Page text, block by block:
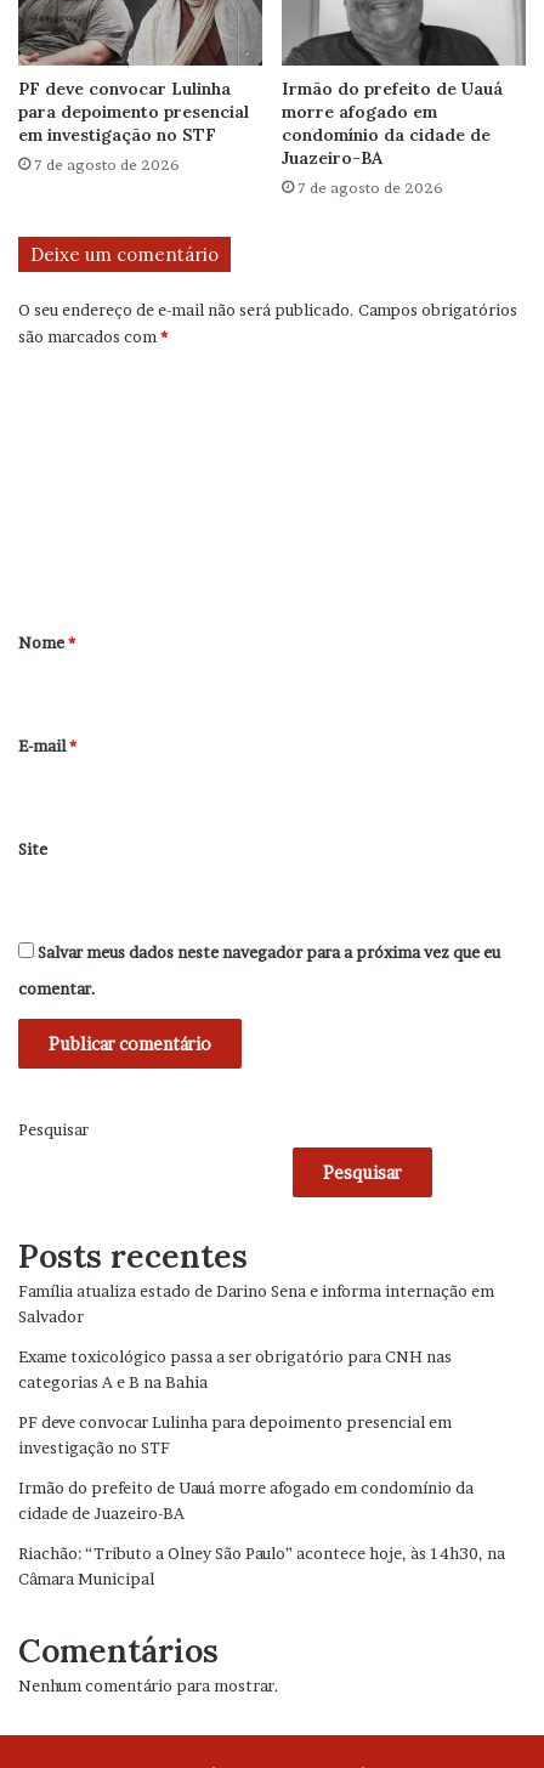
PF deve convocar Lulinha
para depoimento presencial
em investigação no STF
7 de agosto de 2026
Irmão do prefeito de Uauá
morre afogado em
condomínio da cidade de
Juazeiro-BA
7 de agosto de 2026
Deixe um comentário
O seu endereço de e-mail não será publicado. Campos obrigatórios
são marcados com *
r
*
Nome*
E-mail*
Site
Salvar meus dados neste navegador para a próxima vez que eu
comentar.
Pesquisar
Pesquisar
Posts recentes
Família atualiza estado de Darino Sena e informa internação em
Salvador
Exame toxicológico passa a ser obrigatório para CNH nas
categorias A e B na Bahia
PF deve convocar Lulinha para depoimento presencial em
investigação no STF
Irmão do prefeito de Uauá morre afogado em condomínio da
cidade de Juazeiro-BA
Riachão: “Tributo a Olney São Paulo” acontece hoje, às 14h30, na
Câmara Municipal
Comentários
Nenhum comentário para mostrar.